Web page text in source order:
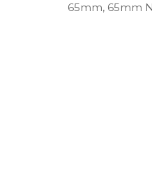
65mm, 65mm